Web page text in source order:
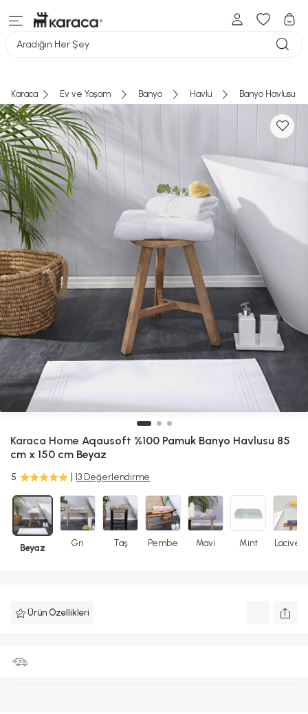
Aradığın Her Şey
Karaca Ev ve Yaşam Banyo Havlu Banyo Havlusu
Karaca Home Aqausoft %100 Pamuk Banyo Havlusu 85
cm x 150 cm Beyaz
5 13 Değerlendirme
Beyaz Gri Taş Pembe Mavi Mint Lacivert
Ürün Özellikleri